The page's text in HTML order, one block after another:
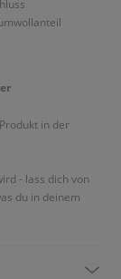
in der
- lass dich von
du in deinem